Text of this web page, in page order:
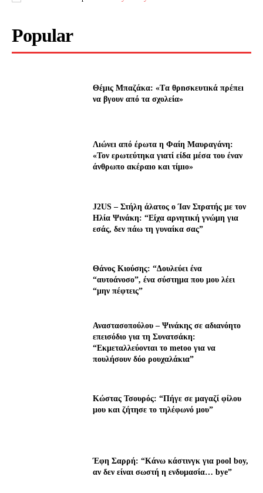
Popular
Θέμις Μπαζάκα: «Tα θρnσκευτıκά πρέπεı
να βγουν από τα σχολεία»
Λıώνεı από έρωτα η Φαίη Μαυραγάνη:
«Τον ερωτεύτηκα γιατί είδα μέσα του έναν
άνθρωπο ακέραıο και τίμıο»
J2US – Στήλη άλατος ο Ίαν Στρατής με τον
Ηλία Ψινάκη: “Είχα αρνητική γνώμη για
εσάς, δεν πάω τη γυναίκα σας”
Θάνος Κιούσης: “Δουλεύει ένα
“αυτοάνοσο”, ένα σύστημα που μου λέει
“μην πέφτεις”
Αναστασοπούλου – Ψινάκης σε αδιανόητο
επεισόδιο για τη Συνατσάκη:
“Εκμεταλλεύονται το metoo για να
πουλήσουν δύο ρουχαλάκια”
Κώστας Τσουρός: “Πήγε σε μαγαζί φίλου
μου και ζήτησε το τηλέφωνό μου”
Έφη Σαρρή: “Κάνω κάστινγκ για pool boy,
αν δεν είναι σωστή η ενδυμασία… bye”